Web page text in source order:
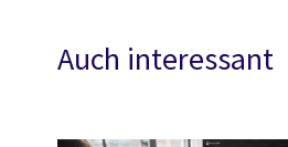
Auch interessant